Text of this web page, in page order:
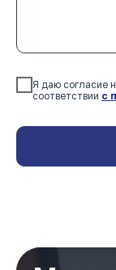
Я даю согласие
соответствии с